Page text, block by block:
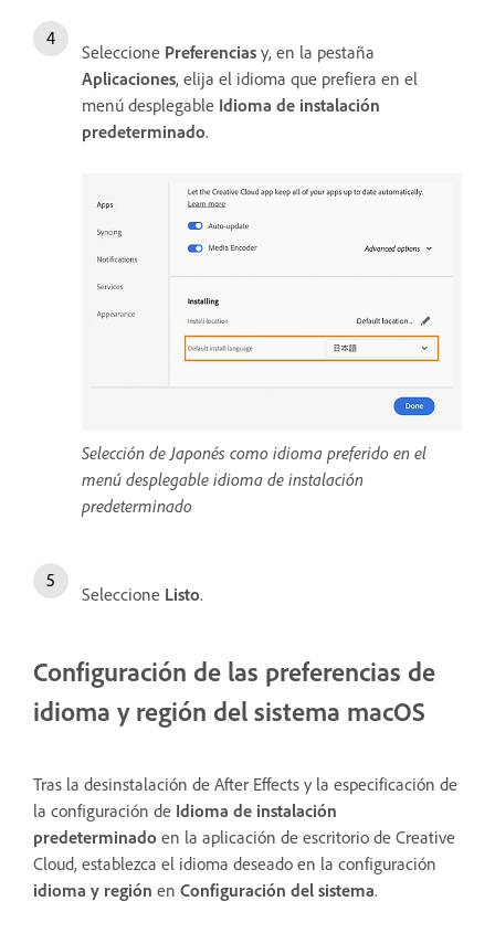
Seleccione Preferencias y, en la pestaña
Aplicaciones, elija el idioma que prefiera en el
menú desplegable Idioma de instalación
predeterminado.
Selección de Japonés como idioma preferido en el
menú desplegable idioma de instalación
predeterminado
Seleccione Listo.
Configuración de las preferencias de
idioma y región del sistema macOS
Tras la desinstalación de After Effects y la especificación de
la configuración de Idioma de instalación
predeterminado en la aplicación de escritorio de Creative
Cloud, establezca el idioma deseado en la configuración
idioma y región en Configuración del sistema.